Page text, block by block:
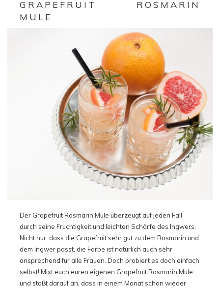
GRAPEFRUIT ROSMARIN
MULE
Der Grapefruit Rosmarin Mule überzeugt auf jeden Fall
durch seine Fruchtigkeit und leichten Schärfe des Ingwers.
Nicht nur, dass die Grapefruit sehr gut zu dem Rosmarin und
dem Ingwer passt, die Farbe ist natürlich auch sehr
ansprechend für alle Frauen. Doch probiert es doch einfach
selbst! Mixt euch euren eigenen Grapefruit Rosmarin Mule
und stoßt darauf an, dass in einem Monat schon wieder